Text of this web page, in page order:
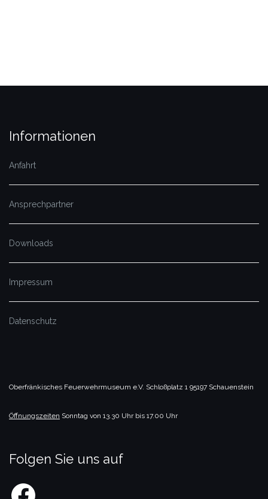
Informationen
Anfahrt
Ansprechpartner
Downloads
Impressum
Datenschutz
Oberfränkisches Feuerwehrmuseum e.V. Schloßplatz 1 95197 Schauenstein
Öffnungszeiten Sonntag von 13.30 Uhr bis 17.00 Uhr
Folgen Sie uns auf
Facebook